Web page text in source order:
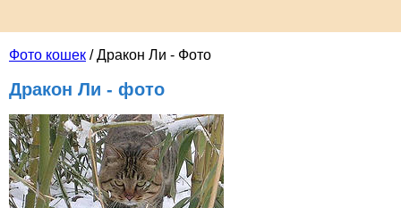
Фото кошек / Дракон Ли - Фото
Дракон Ли - фото